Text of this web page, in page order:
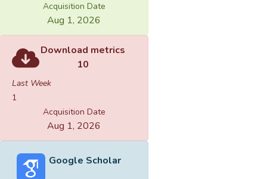
Acquisition Date
Aug 1, 2026
Download metrics
10
Last Week
1
Acquisition Date
Aug 1, 2026
Google Scholar